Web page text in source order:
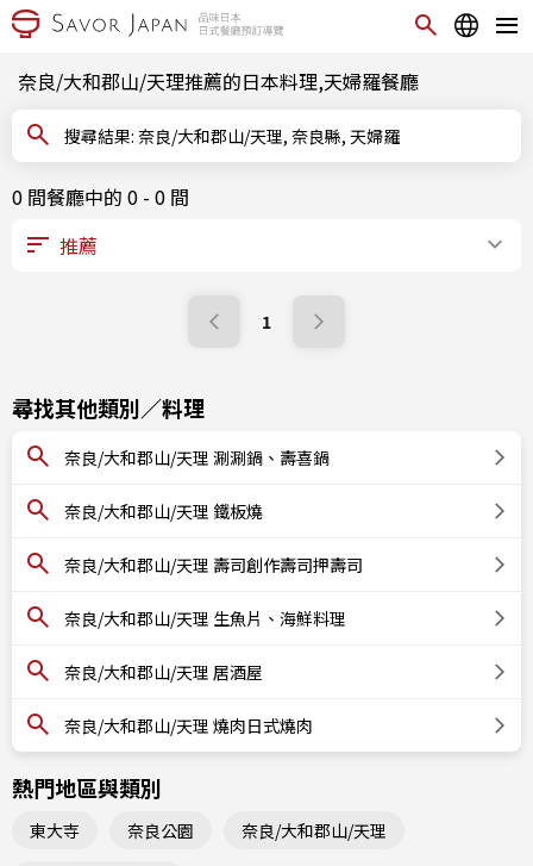
奈良/大和郡山/天理推薦的日本料理,天婦羅餐廳
搜尋結果: 奈良/大和郡山/天理, 奈良縣, 天婦羅
0 間餐廳中的 0 - 0 間
1
尋找其他類別／料理
奈良/大和郡山/天理 涮涮鍋、壽喜鍋
奈良/大和郡山/天理 鐵板燒
奈良/大和郡山/天理 壽司創作壽司押壽司
奈良/大和郡山/天理 生魚片、海鮮料理
奈良/大和郡山/天理 居酒屋
奈良/大和郡山/天理 燒肉日式燒肉
熱門地區與類別
東大寺 奈良公園 奈良/大和郡山/天理